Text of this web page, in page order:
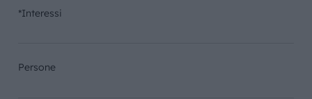
*Interessi
Persone